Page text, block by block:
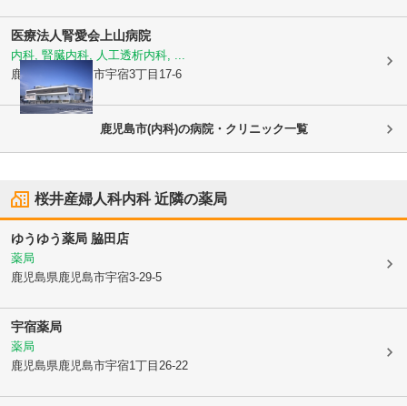
医療法人腎愛会 上山病院
内科, 腎臓内科, 人工透析内科, ...
鹿児島県鹿児島市宇宿3丁目17-6
鹿児島市(内科)の病院・クリニック一覧
桜井産婦人科内科近隣の薬局
ゆうゆう薬局 脇田店
薬局
鹿児島県鹿児島市宇宿3-29-5
宇宿薬局
薬局
鹿児島県鹿児島市宇宿1丁目26-22